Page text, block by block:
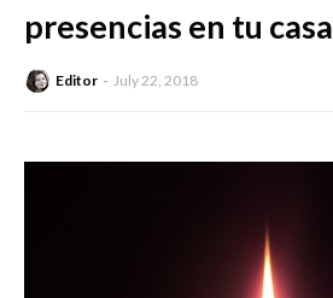
presencias en tu casa
Editor July 22, 2018